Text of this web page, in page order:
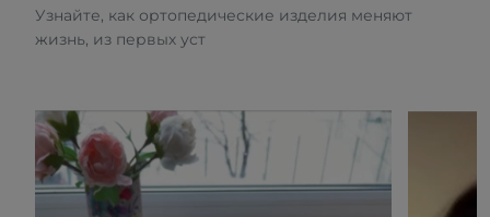
Узнайте, как ортопедические изделия меняют
жизнь, из первых уст